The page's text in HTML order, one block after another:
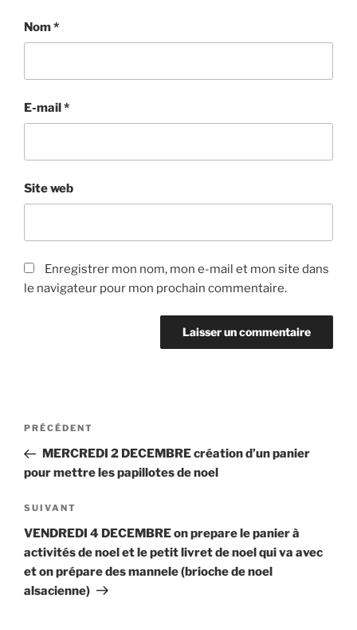
Nom*
E-mail*
Site web
Enregistrer mon nom, mon e-mail et mon site dans
le navigateur pour mon prochain commentaire.
Navigation
l’article
Article
précédent
PRÉCÉDENT
MERCREDI 2 DECEMBRE création d’un panier
pour mettre les papillotes de noel
Article
suivant
SUIVANT
VENDREDI 4 DECEMBRE on prepare le panier à
activités de noel et le petit livret de noel qui va avec
et on prépare des mannele (brioche de noel
alsacienne)